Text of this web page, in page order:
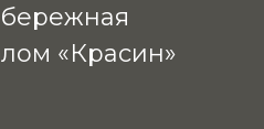
«Красин»